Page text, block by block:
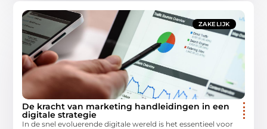
ZAKELIJK
De kracht van marketing handleidingen in een
digitale strategie
In de snel evoluerende digitale wereld is het essentieel voor